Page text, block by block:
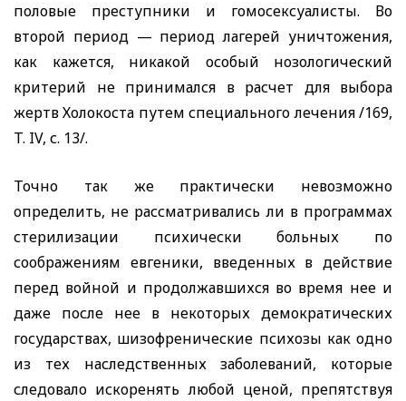
половые преступники и гомосексуалисты. Во
второй период — период лагерей уничтожения,
как кажется, никакой особый нозологический
критерий не принимался в расчет для выбора
жертв Холокоста путем специального лечения /169,
T. IV, с. 13/.
Точно так же практически невозможно
определить, не рассматривались ли в программах
стерилизации психически больных по
соображениям евгеники, введенных в действие
перед войной и продолжавшихся во время нее и
даже после нее в некоторых демократических
государствах, шизофренические психозы как одно
из тех наследственных заболеваний, которые
следовало искоренять любой ценой, препятствуя